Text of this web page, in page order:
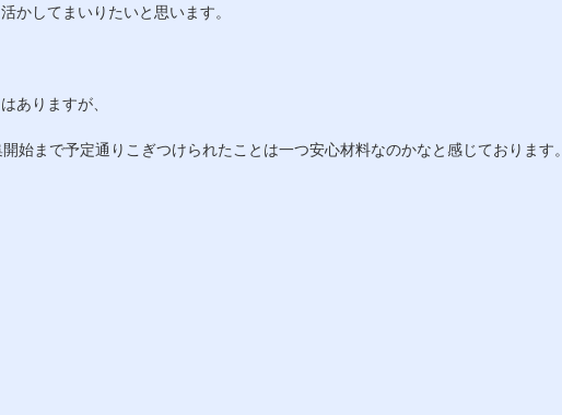
かしてまいりたいと思います。
ありますが、
始まで予定通りこぎつけられたことは一つ安心材料なのかなと感じております。